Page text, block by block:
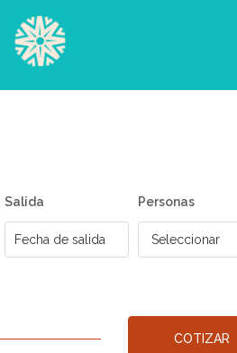
Salida Personas
COTIZAR